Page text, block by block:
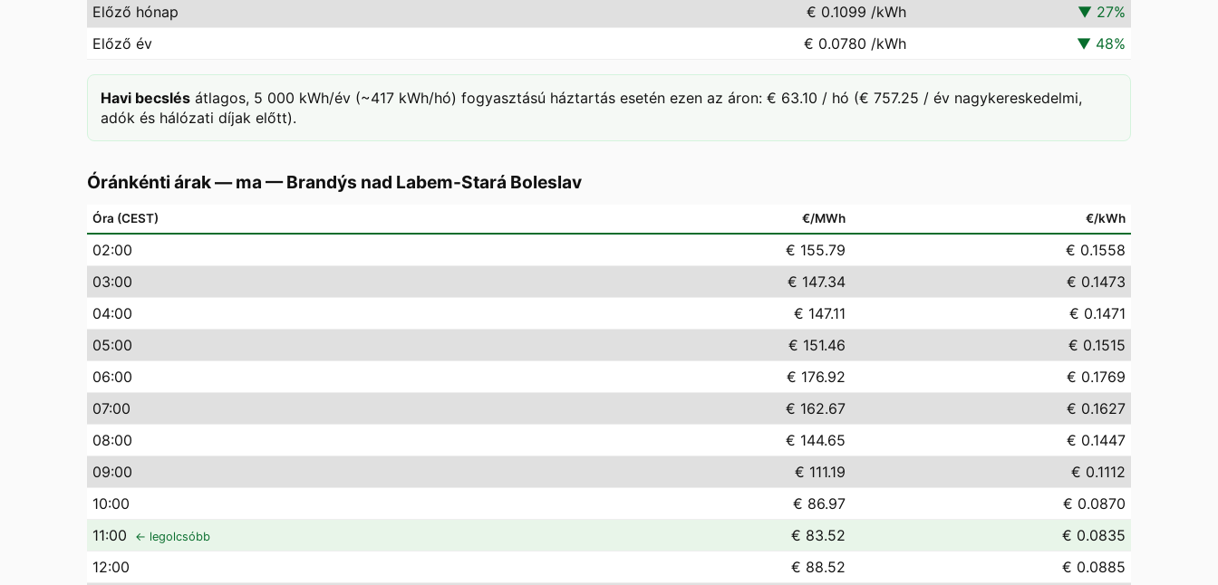
Előző hónap
€ 0.1099 /kWh ▼ 27%
Előző év
€ 0.0780 /kWh ▼ 48%
Havi becslés átlagos, 5 000 kWh/év (~417 kWh/hó) fogyasztású háztartás esetén ezen az áron: € 63.10 / hó (€ 757.25 / év nagykereskedelmi,
adók és hálózati díjak előtt).
Óránkénti árak — ma —Brandýs nad Labem-Stará Boleslav
Óra (CEST) €/MWh €/kWh
02:00 € 155.79
€ 0.1558
03:00 € 147.34
€ 0.1473
04:00 € 147.11
€ 0.1471
05:00 € 151.46
€ 0.1515
06:00 € 176.92
€ 0.1769
07:00 € 162.67
€ 0.1627
08:00 € 144.65
€ 0.1447
09:00 € 111.19
€ 0.1112
10:00 € 86.97
€ 0.0870
11:00 ← legolcsóbb € 83.52
€ 0.0835
12:00 € 88.52
€ 0.0885